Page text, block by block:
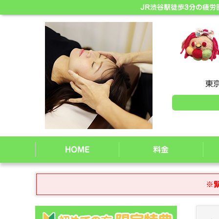
JR渋谷駅徒歩3分の疲労
東
HOME 料金
※